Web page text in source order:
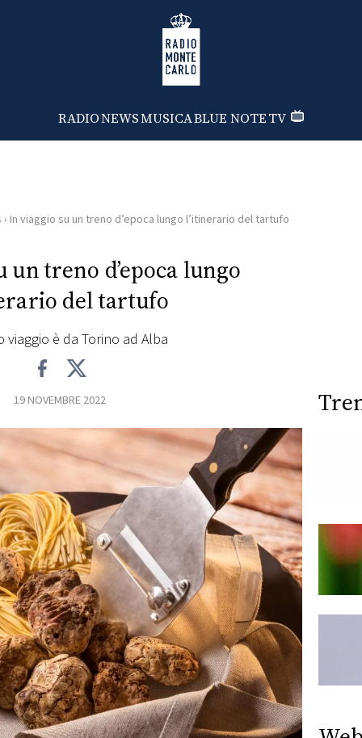
Radio Monte Carlo
RADIONEWSMUSICABLUE NOTETV
› In viaggio su un treno d’epoca lungo l’itinerario del tartufo
treno d’epoca lungo
del tartufo
viaggio è da Torino ad Alba
19 NOVEMBRE 2022